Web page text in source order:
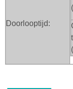
Doorlooptijd: